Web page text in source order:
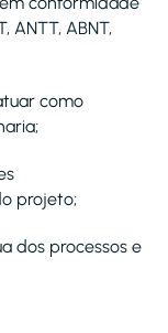
ANTT, ABNT,
como
projeto;
dos processos e